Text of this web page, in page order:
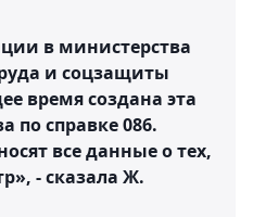
в министерства
и соцзащиты
время создана эта
по справке 086.
все данные о тех,
- сказала Ж.